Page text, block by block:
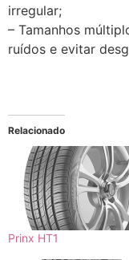
irregular;
– Tamanhos
ruídos e evitar
Relacionado
Prinx HT1